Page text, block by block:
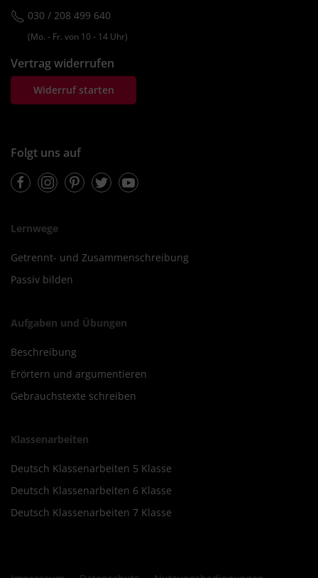
030 / 208 499 640
(Mo. ‐ Fr. von 10 ‐ 14 Uhr)
Vertrag widerrufen
Widerruf starten
Folgt uns auf
FacebookInstagramPinterestTwitterYoutube
Lernwege
Getrennt- und Zusammenschreibung
Passiv bilden
Aufgaben und Übungen
Beschreibung
Erörtern und argumentieren
Gebrauchstexte schreiben
Klassenarbeiten
Deutsch Klassenarbeiten 5 Klasse
Deutsch Klassenarbeiten 6 Klasse
Deutsch Klassenarbeiten 7 Klasse